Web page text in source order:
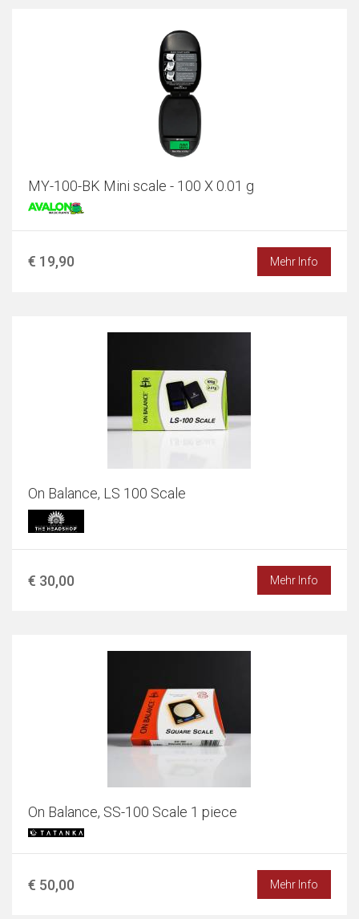
MY-100-BK Mini scale - 100 X 0.01 g
€ 19,90 Mehr Info
On Balance, LS 100 Scale
€ 30,00 Mehr Info
On Balance, SS-100 Scale 1 piece
€ 50,00 Mehr Info